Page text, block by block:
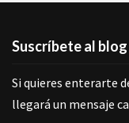
Suscríbete al
Si quieres enterarte
llegará un mensaje